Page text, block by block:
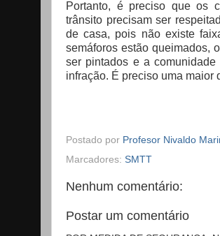
Portanto, é preciso que os
trânsito precisam ser
de casa, pois não existe
semáforos estão queimados,
ser pintados e a
infração. É preciso uma maior
Postado por Profesor Nivaldo
Marcadores: SMTT
Nenhum comentário:
Postar um comentário